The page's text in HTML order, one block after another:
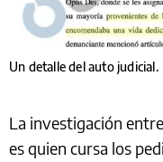
Un detalle del auto judicial.
La investigación
es quien cursa los